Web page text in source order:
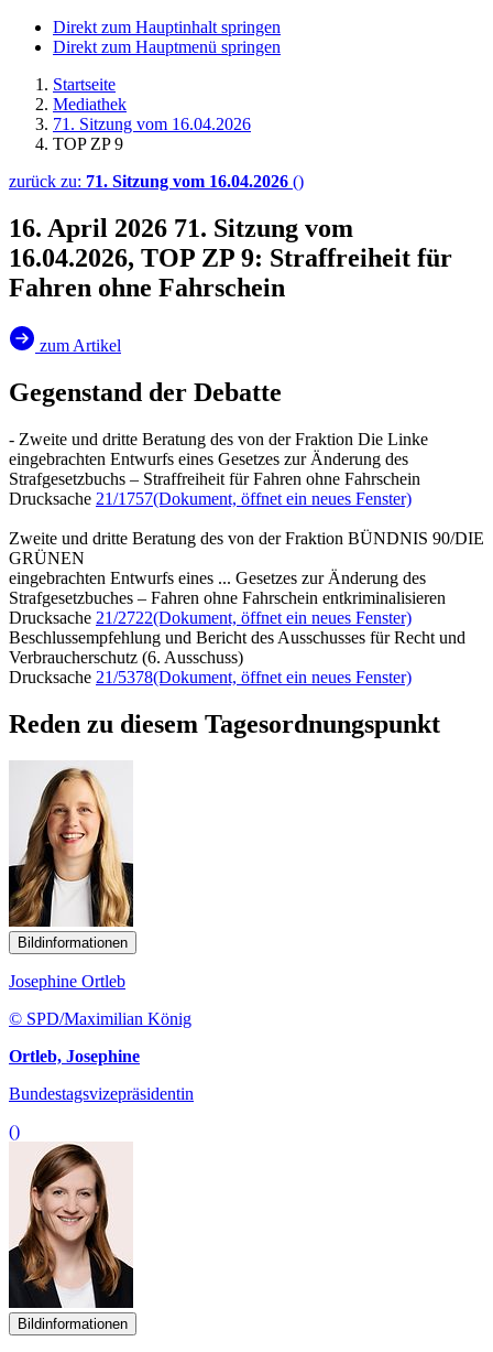
Direkt zum Hauptinhalt springen
Direkt zum Hauptmenü springen
Startseite
Mediathek
71. Sitzung vom 16.04.2026
TOP ZP 9
zurück zu: 71. Sitzung vom 16.04.2026 ()
16. April 2026 71. Sitzung vom
16.04.2026, TOP ZP 9: Straffreiheit für
Fahren ohne Fahrschein
zum Artikel
Gegenstand der Debatte
- Zweite und dritte Beratung des von der Fraktion Die Linke
eingebrachten Entwurfs eines Gesetzes zur Änderung des
Strafgesetzbuchs – Straffreiheit für Fahren ohne Fahrschein
Drucksache 21/1757(Dokument, öffnet ein neues Fenster)
Zweite und dritte Beratung des von der Fraktion BÜNDNIS 90/DIE
GRÜNEN
eingebrachten Entwurfs eines ... Gesetzes zur Änderung des
Strafgesetzbuches – Fahren ohne Fahrschein entkriminalisieren
Drucksache 21/2722(Dokument, öffnet ein neues Fenster)
Beschlussempfehlung und Bericht des Ausschusses für Recht und
Verbraucherschutz (6. Ausschuss)
Drucksache 21/5378(Dokument, öffnet ein neues Fenster)
Reden zu diesem Tagesordnungspunkt
Bildinformationen
Josephine Ortleb
© SPD/Maximilian König
Ortleb, Josephine
Bundestagsvizepräsidentin
()
Bildinformationen